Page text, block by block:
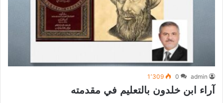
admin
0 1٬309
آراء ابن خلدون بالتعليم في مقدمته